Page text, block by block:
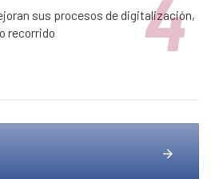
sus procesos de digitalización,
recorrido